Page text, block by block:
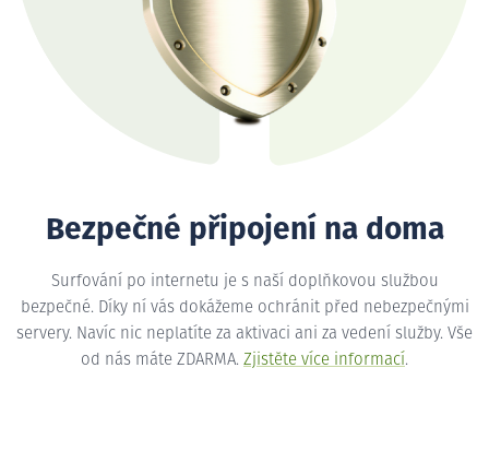
Bezpečné připojení na doma
Surfování po internetu je s naší doplňkovou službou
bezpečné. Díky ní vás dokážeme ochránit před nebezpečnými
servery. Navíc nic neplatíte za aktivaci ani za vedení služby. Vše
od nás máte ZDARMA. Zjistěte více informací.